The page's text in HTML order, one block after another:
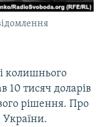
колишнього
10 тисяч доларів
рішення. Про
України.